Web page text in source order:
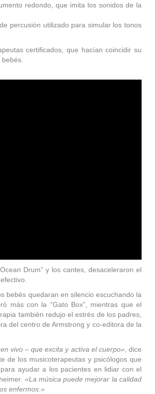
redondo, que imita los sonidos de la
percusión utilizado para simular los tonos
certificados, que hacían coincidir su
Drum” y los cantes, desaceleraron el
bebés quedaran en silencio escuchando la
más con la “Gato Box”, mientras que el
también redujo el estrés de los padres,
del centro de Armstrong y co-editora de la
vivo – que excita y activa el cuerpo», dice
de los musicoterapeutas y psicólogos que
ayudar a los pacientes en lidiar con el
«La música puede mejorar la calidad
enfermos.»